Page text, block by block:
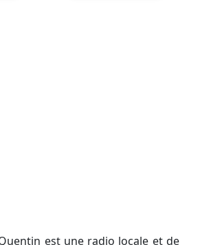
est une radio locale et de